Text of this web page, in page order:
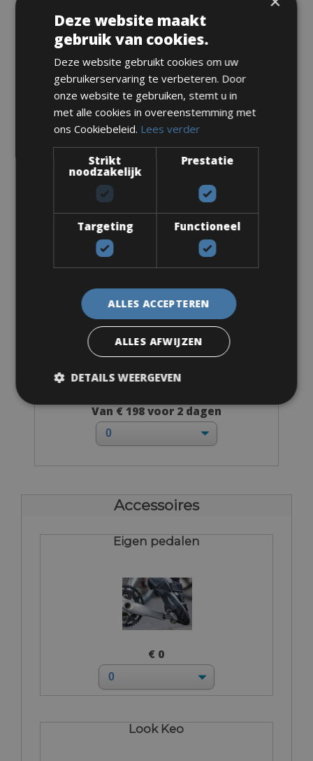
Maten: Verkrijgbaar in alle maten
Van € 256 voor 2 dagen
Ultimate Road Bike
Van € 198 voor 2 dagen
Accessoires
Eigen pedalen
€ 0
Look Keo
Deze website maakt
gebruik van cookies.
Deze website gebruikt cookies om uw
gebruikerservaring te verbeteren. Door
onze website te gebruiken, stemt u in
met alle cookies in overeenstemming met
ons Cookiebeleid. Lees verder
Strikt
noodzakelijk
Prestatie
Targeting Functioneel
ALLES ACCEPTEREN
ALLES AFWIJZEN
DETAILS WEERGEVEN